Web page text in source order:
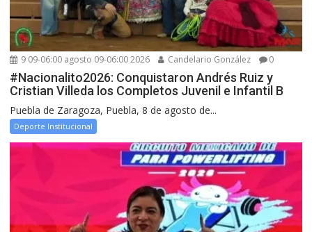
9 09-06:00 agosto 09-06:00 2026 Candelario González 0
#Nacionalito2026: Conquistaron Andrés Ruiz y
Cristian Villeda los Completos Juvenil e Infantil B
Puebla de Zaragoza, Puebla, 8 de agosto de...
Deporte Institucional